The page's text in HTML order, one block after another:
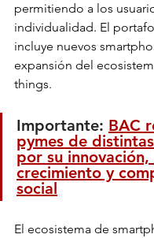
permitiendo a los
individualidad. El
incluye nuevos
expansión del
things.
Importante: BAC
pymes de
por su innovación,
crecimiento y
social
El ecosistema de